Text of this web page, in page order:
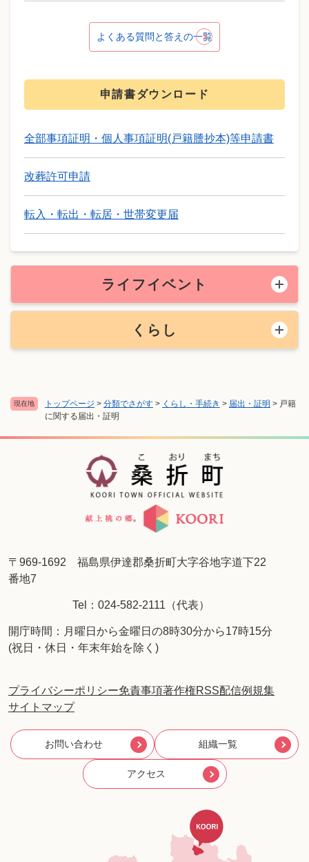
現在地 トップページ > 分類でさがす > くらし・手続き > 届出・証明 > 戸籍
に関する届出・証明
よくある質問と答えの一覧
申請書ダウンロード
全部事項証明・個人事項証明(戸籍謄抄本)等申請書
改葬許可申請
転入・転出・転居・世帯変更届
ライフイベント
くらし
〒969-1692 福島県伊達郡桑折町大字谷地字道下22
番地7
Tel：024-582-2111（代表）
開庁時間：月曜日から金曜日の8時30分から17時15分
(祝日・休日・年末年始を除く)
プライバシーポリシー免責事項著作権RSS配信例規集
サイトマップ
お問い合わせ 組織一覧
アクセス